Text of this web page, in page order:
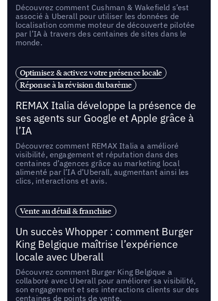
Découvrez comment Cushman & Wakefield s’est
associé à Uberall pour utiliser les données de
localisation comme moteur de découverte pilotée
par l’IA à travers des centaines de sites dans le
monde.
Optimisez & activez votre présence locale
Réponse à la révision du barème
REMAX Italia développe la présence de
ses agents sur Google et Apple grâce à
l’IA
Découvrez comment REMAX Italia a amélioré
visibilité, engagement et réputation dans des
centaines d’agences grâce au marketing local
alimenté par l’IA d’Uberall, augmentant ainsi les
clics, interactions et avis.
Vente au détail & franchise
Un succès Whopper : comment Burger
King Belgique maîtrise l’expérience
locale avec Uberall
Découvrez comment Burger King Belgique a
collaboré avec Uberall pour améliorer sa visibilité,
son engagement et ses interactions clients sur des
centaines de points de vente.